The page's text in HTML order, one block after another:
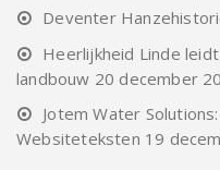
Deventer
Heerlijkheid Linde
landbouw 20 december
Jotem Water
Websiteteksten 19